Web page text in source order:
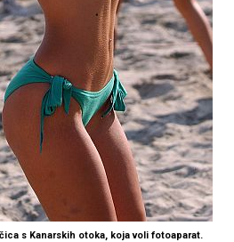
s Kanarskih otoka, koja voli fotoaparat.